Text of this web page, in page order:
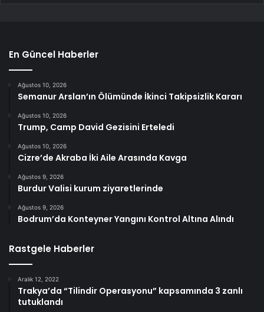
En Güncel Haberler
Ağustos 10, 2026
Semanur Arslan’ın Ölümünde İkinci Takipsizlik Kararı
Ağustos 10, 2026
Trump, Camp David Gezisini Erteledi
Ağustos 10, 2026
Cizre’de Akraba İki Aile Arasında Kavga
Ağustos 9, 2026
Burdur Valisi kurum ziyaretlerinde
Ağustos 9, 2026
Bodrum’da Konteyner Yangını Kontrol Altına Alındı
Rastgele Haberler
Aralık 12, 2022
Trakya’da “Tilindir Operasyonu” kapsamında 3 zanlı
tutuklandı